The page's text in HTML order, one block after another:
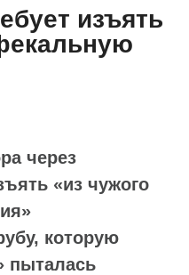
изъять
через
«из чужого
которую
пыталась